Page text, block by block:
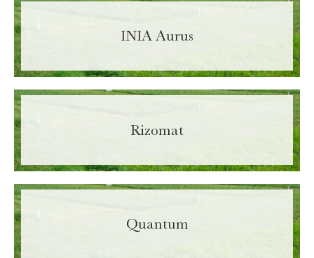
INIA Aurus
Rizomat
Quantum
file.